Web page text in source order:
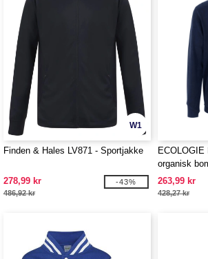
W1
Finden & Hales LV871 - Sportjakke
278,99 kr
486,92 kr
-43%
ECOLOGIE
organisk
263,99 kr
428,27 kr